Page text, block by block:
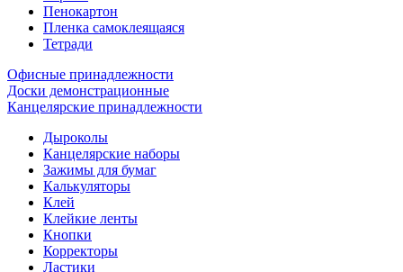
Пенокартон
Пленка самоклеящаяся
Тетради
Офисные принадлежности
Доски демонстрационные
Канцелярские принадлежности
Дыроколы
Канцелярские наборы
Зажимы для бумаг
Калькуляторы
Клей
Клейкие ленты
Кнопки
Корректоры
Ластики